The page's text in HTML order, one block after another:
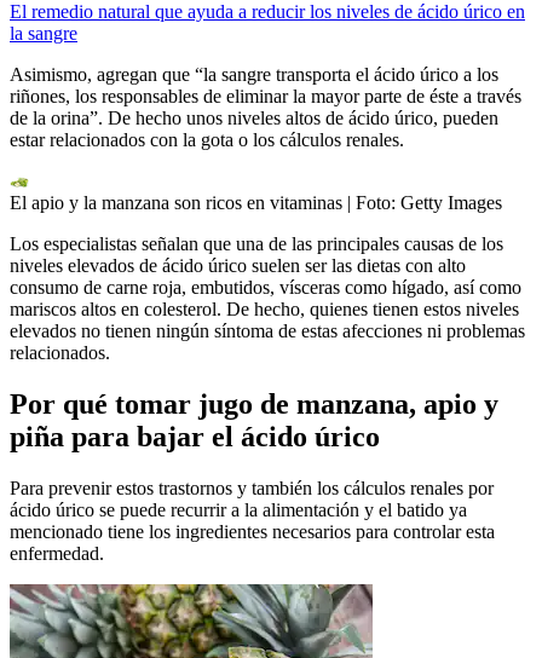
El remedio natural que ayuda a reducir los niveles de ácido úrico en
la sangre
Asimismo, agregan que “la sangre transporta el ácido úrico a los
riñones, los responsables de eliminar la mayor parte de éste a través
de la orina”. De hecho unos niveles altos de ácido úrico, pueden
estar relacionados con la gota o los cálculos renales.
El apio y la manzana son ricos en vitaminas | Foto: Getty Images
Los especialistas señalan que una de las principales causas de los
niveles elevados de ácido úrico suelen ser las dietas con alto
consumo de carne roja, embutidos, vísceras como hígado, así como
mariscos altos en colesterol. De hecho, quienes tienen estos niveles
elevados no tienen ningún síntoma de estas afecciones ni problemas
relacionados.
Por qué tomar jugo de manzana, apio y
piña para bajar el ácido úrico
Para prevenir estos trastornos y también los cálculos renales por
ácido úrico se puede recurrir a la alimentación y el batido ya
mencionado tiene los ingredientes necesarios para controlar esta
enfermedad.